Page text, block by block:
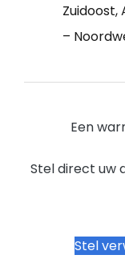
Zuidoost,
–
Een
Stel direct uw
Stel